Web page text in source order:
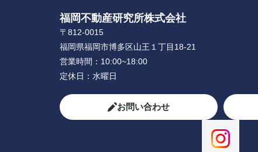
福岡不動産研究所株式会社
〒812-0015
福岡県福岡市博多区山王１丁目18-21
営業時間： 10:00~18:00
定休日： 水曜日
お問い合わせ